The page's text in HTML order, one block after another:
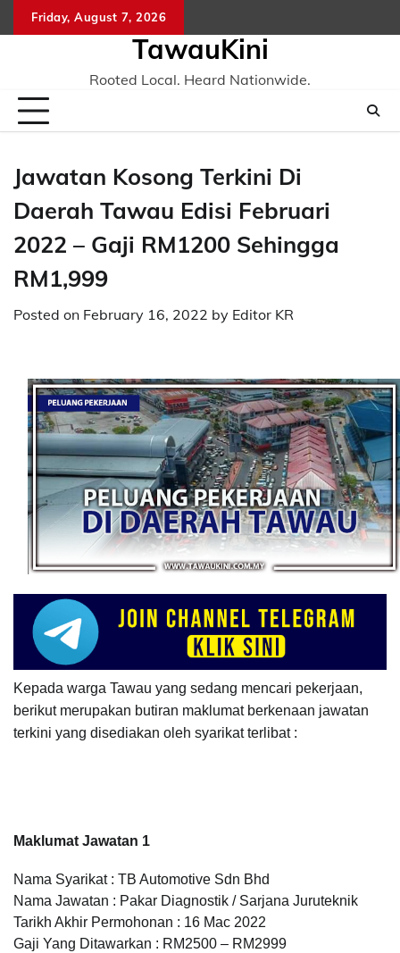
to
Friday, August 7, 2026
TawauKini
Rooted Local. Heard Nationwide.
Jawatan Kosong Terkini Di
Daerah Tawau Edisi Februari
2022 – Gaji RM1200 Sehingga
RM1,999
Posted on February 16, 2022 by Editor KR
Kepada warga Tawau yang sedang mencari pekerjaan,
berikut merupakan butiran maklumat berkenaan jawatan
terkini yang disediakan oleh syarikat terlibat :
Maklumat Jawatan 1
Nama Syarikat : TB Automotive Sdn Bhd
Nama Jawatan : Pakar Diagnostik / Sarjana Juruteknik
Tarikh Akhir Permohonan : 16 Mac 2022
Gaji Yang Ditawarkan : RM2500 – RM2999